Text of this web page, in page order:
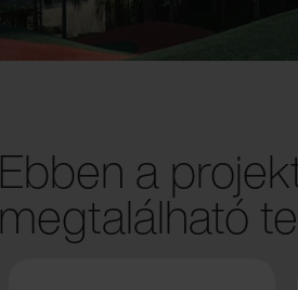
Ebben a
megtalálható